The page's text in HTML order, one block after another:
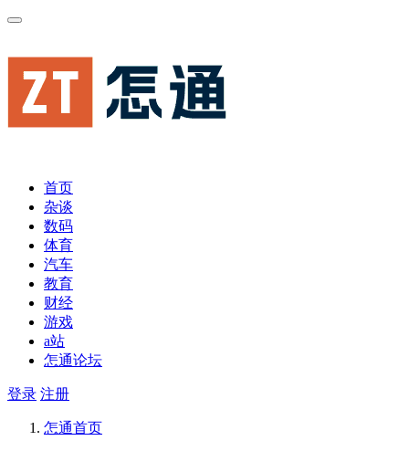
首页
杂谈
数码
体育
汽车
教育
财经
游戏
a站
怎通论坛
登录 注册
怎通首页